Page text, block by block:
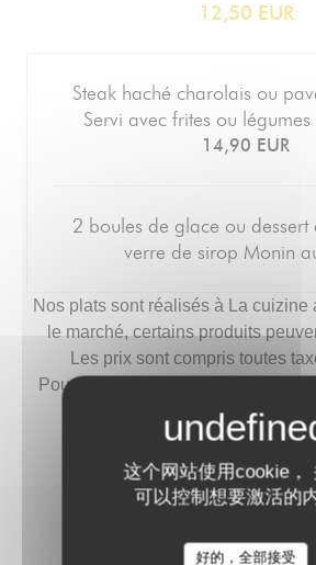
这个网站使用cookie，
可以控制想要激活的内
好的，全部接受
12,50 EUR
Steak haché charolais ou
Servi avec frites ou
14,90 EUR
2 boules de glace ou
verre de sirop Monin
Nos plats sont réalisés à La cuizine
le marché, certains produits
Les prix sont compris toutes
Pour la liste des allergènes, merci
un serveur ou